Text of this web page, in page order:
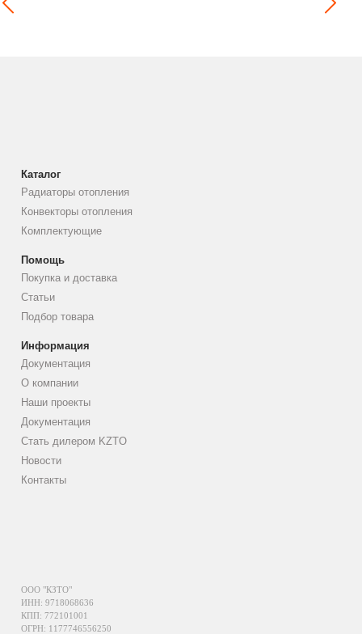
Каталог
Радиаторы отопления
Конвекторы отопления
Комплектующие
Помощь
Покупка и доставка
Статьи
Подбор товара
Информация
Документация
О компании
Наши проекты
Документация
Стать дилером KZTO
Новости
Контакты
ООО "КЗТО"
ИНН: 9718068636
КПП: 772101001
ОГРН: 1177746556250